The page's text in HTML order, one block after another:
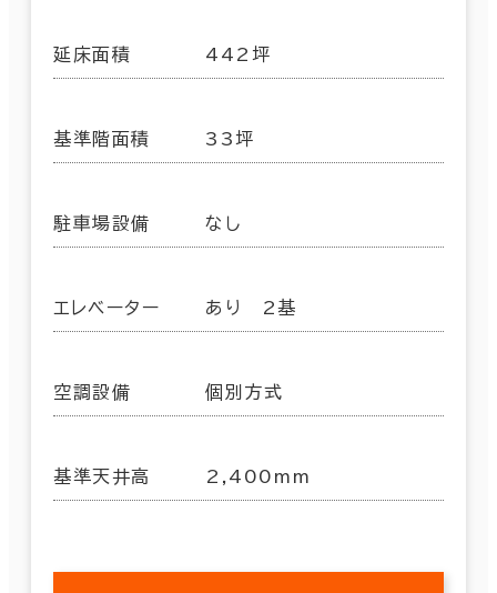
延床面積 442坪
基準階面積 33坪
駐車場設備 なし
エレベーター あり 2基
空調設備 個別方式
基準天井高 2,400mm